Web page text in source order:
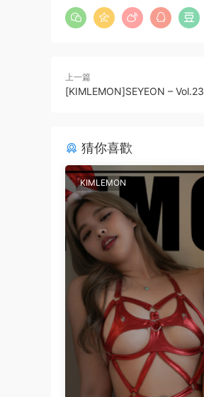
上一篇
[KIMLEMON]SEYEON – Vol.23
猜你喜歡
KIMLEMON